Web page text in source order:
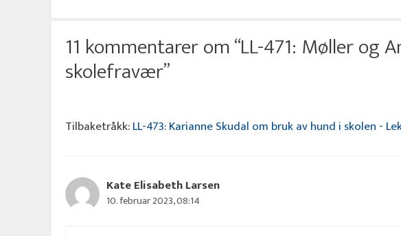
11 kommentarer om “LL-471: Møller og
skolefravær”
Tilbaketråkk:LL-473: Karianne Skudal om bruk av hund i skolen -
Kate Elisabeth Larsen
10. februar 2023, 08:14